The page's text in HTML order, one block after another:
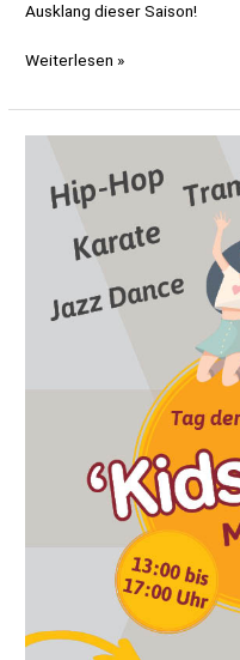
Ausklang dieser Saison!
Letztes
unserer
Weiterlesen »